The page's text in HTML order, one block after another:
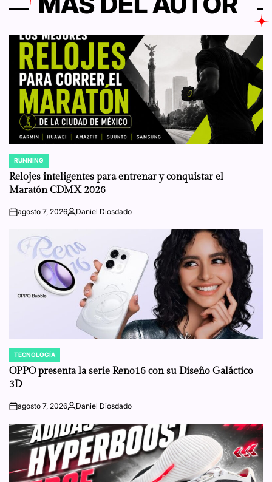
POSTED
IN
RUNNING
Relojes inteligentes para entrenar y conquistar el
Maratón CDMX 2026
onagosto 7, 2026Posted
Daniel Diosdado
POSTED
IN
TECNOLOGÍA
OPPO presenta la serie Reno16 con su Diseño Galáctico
3D
onagosto 7, 2026Posted
Daniel Diosdado